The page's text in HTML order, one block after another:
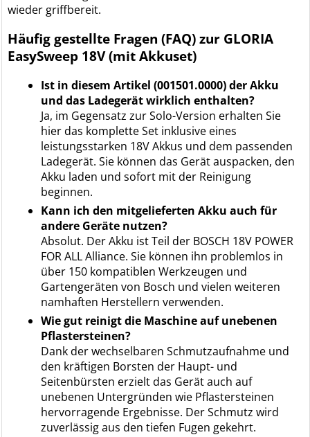
wieder griffbereit.
Häufig gestellte Fragen (FAQ) zur GLORIA
EasySweep 18V (mit Akkuset)
Ist in diesem Artikel (001501.0000) der Akku
und das Ladegerät wirklich enthalten?
Ja, im Gegensatz zur Solo-Version erhalten Sie
hier das komplette Set inklusive eines
leistungsstarken 18V Akkus und dem passenden
Ladegerät. Sie können das Gerät auspacken, den
Akku laden und sofort mit der Reinigung
beginnen.
Kann ich den mitgelieferten Akku auch für
andere Geräte nutzen?
Absolut. Der Akku ist Teil der BOSCH 18V POWER
FOR ALL Alliance. Sie können ihn problemlos in
über 150 kompatiblen Werkzeugen und
Gartengeräten von Bosch und vielen weiteren
namhaften Herstellern verwenden.
Wie gut reinigt die Maschine auf unebenen
Pflastersteinen?
Dank der wechselbaren Schmutzaufnahme und
den kräftigen Borsten der Haupt- und
Seitenbürsten erzielt das Gerät auch auf
unebenen Untergründen wie Pflastersteinen
hervorragende Ergebnisse. Der Schmutz wird
zuverlässig aus den tiefen Fugen gekehrt.